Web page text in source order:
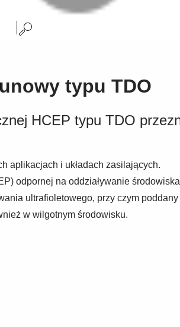
typu TDO
HCEP typu TDO
aplikacjach i układach zasilających.
odpornej na oddziaływanie
ultrafioletowego, przy czym
w wilgotnym środowisku.